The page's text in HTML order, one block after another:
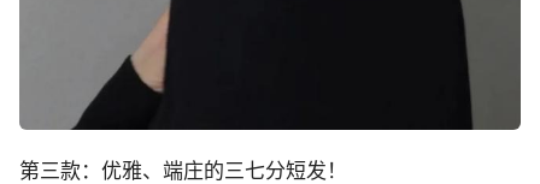
第三款：优雅、端庄的三七分短发！